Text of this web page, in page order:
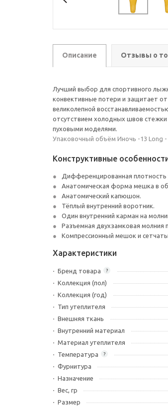
Описание Отзывы о
Лучший выбор для спортивного
конвективные потери и защитает
великолепной
отсутствием холодных швов
пуховыми моделями.
Упаковочный объём Иночь -13 Long
Конструктивные
Дифференцированная плотность
Анатомическая форма мешка в
Анатомический капюшон.
Тёплый внутренний воротник.
Один внутренний карман на
Разъемная двухзамковая молния
Компрессионный мешок и
Характеристики
?
Бренд товара
Коллекция (пол)
Коллекция (год)
Тип утеплителя
Внешняя ткань
Внутренний материал
Материал утеплителя
?
Температура
Фурнитура
Назначение
Вес, гр
Размер